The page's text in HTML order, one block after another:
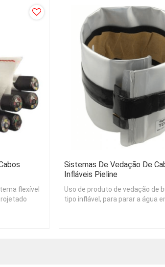
flexível
Sistemas De Vedação De
Infláveis Pieline
Uso de produto de vedação de
tipo inflável, para parar a água